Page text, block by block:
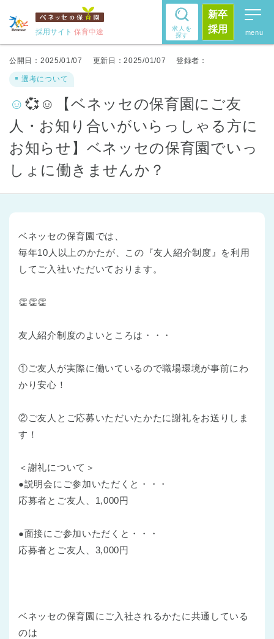
採用サイト 保育中途
求人を
探す
新卒
採用
公開日：2025/01/07 更新日：2025/01/07 登録者：
選考について
☺💞☺【ベネッセの保育園にご友
人・お知り合いがいらっしゃる方に
お知らせ】ベネッセの保育園でいっ
しょに働きませんか？
ベネッセの保育園では、
毎年10人以上のかたが、この『友人紹介制度』を利用
してご入社いただいております。
👏👏👏
友人紹介制度のよいところは・・・
①ご友人が実際に働いているので職場環境が事前にわ
かり安心！
②ご友人とご応募いただいたかたに謝礼をお送りしま
す！
＜謝礼について＞
●説明会にご参加いただくと・・・
応募者とご友人、1,000円
●面接にご参加いただくと・・・
応募者とご友人、3,000円
ベネッセの保育園にご入社されるかたに共通している
のは